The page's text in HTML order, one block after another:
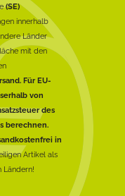
(SE)
innerhalb
Länder
mit den
Für EU-
von
des
berechnen.
in
Artikel als
Ländern!